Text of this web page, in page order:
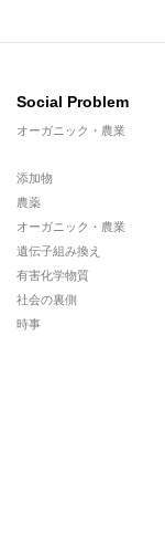
Social Problem
オーガニック・農業
添加物
農薬
オーガニック・農業
遺伝子組み換え
有害化学物質
社会の裏側
時事